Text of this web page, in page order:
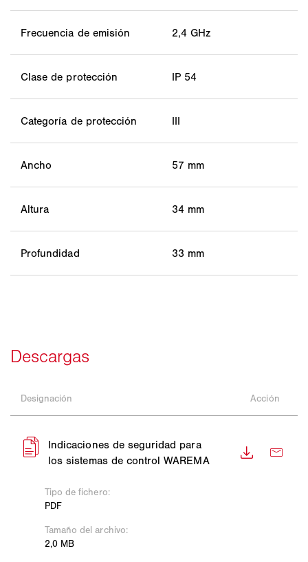
Frecuencia de emisión 2,4 GHz
Clase de protección IP 54
Categoría de protección III
Ancho 57 mm
Altura 34 mm
Profundidad 33 mm